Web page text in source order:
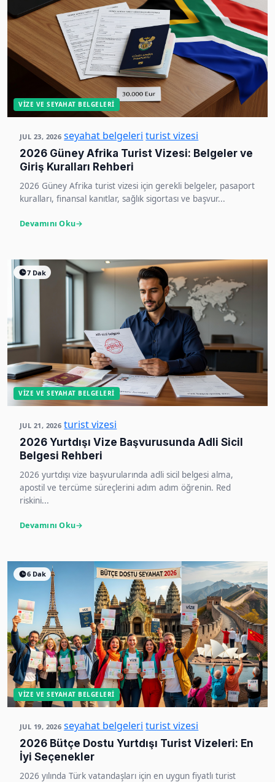
VIZE VE SEYAHAT BELGELERI
JUL 23, 2026 seyahat belgeleri turist vizesi
2026 Güney Afrika Turist Vizesi: Belgeler ve
Giriş Kuralları Rehberi
2026 Güney Afrika turist vizesi için gerekli belgeler, pasaport
kuralları, finansal kanıtlar, sağlık sigortası ve başvur...
Devamını Oku
7 Dak
VIZE VE SEYAHAT BELGELERI
JUL 21, 2026 turist vizesi
2026 Yurtdışı Vize Başvurusunda Adli Sicil
Belgesi Rehberi
2026 yurtdışı vize başvurularında adli sicil belgesi alma,
apostil ve tercüme süreçlerini adım adım öğrenin. Red
riskini...
Devamını Oku
6 Dak
VIZE VE SEYAHAT BELGELERI
JUL 19, 2026 seyahat belgeleri turist vizesi
2026 Bütçe Dostu Yurtdışı Turist Vizeleri: En
İyi Seçenekler
2026 yılında Türk vatandaşları için en uygun fiyatlı turist